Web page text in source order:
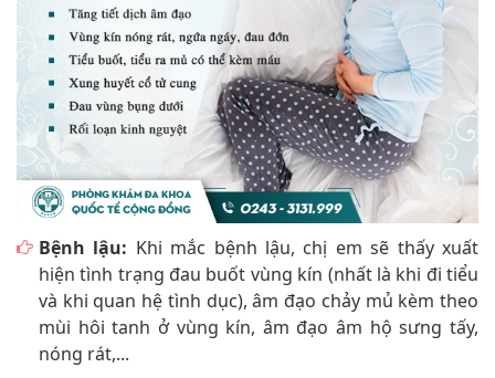
Bệnh lậu: Khi mắc bệnh lậu, chị em sẽ thấy xuất
hiện tình trạng đau buốt vùng kín (nhất là khi đi tiểu
và khi quan hệ tình dục), âm đạo chảy mủ kèm theo
mùi hôi tanh ở vùng kín, âm đạo âm hộ sưng tấy,
nóng rát,...